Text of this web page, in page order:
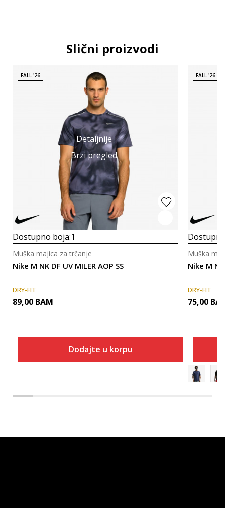
Slični proizvodi
Detaljnije
Brzi pregled
FALL '26
Dostupno boja:1
Nike M NK DF UV MILER AOP SS
Muška majica za trčanje
DRY-FIT
89,00 BAM
Dodajte u korpu
FALL '26
Nike M NK
Muška
DRY-FIT
75,00